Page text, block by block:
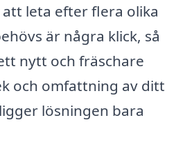
leta efter flera olika
är några klick, så
nytt och fräschare
och omfattning av ditt
lösningen bara